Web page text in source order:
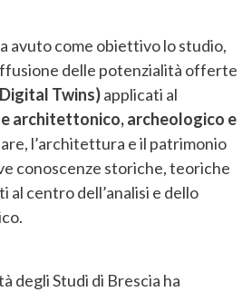
avuto come obiettivo lo studio,
delle potenzialità offerte
Twins)applicati al
architettonico, archeologico e
l’architettura e il patrimonio
conoscenze storiche, teoriche
al centro dell’analisi e dello
degli Studi di Brescia ha